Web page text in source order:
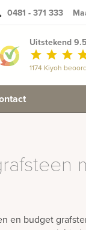
0481 - 371 333
Uitstekend
star star star
1174 Kiyoh
en budget